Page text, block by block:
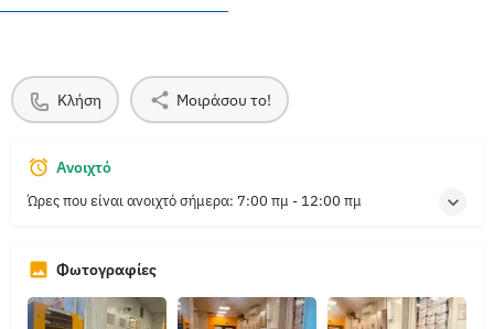
Κλήση Μοιράσου το!
Ανοιχτό
Ώρες που είναι ανοιχτό σήμερα: 7:00 πμ - 12:00 πμ
Φωτογραφίες